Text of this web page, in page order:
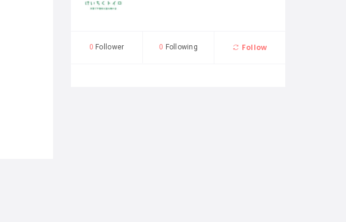
0 Follower 0 Following Follow